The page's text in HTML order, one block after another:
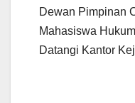
Dewan Pimpinan
Mahasiswa
Datangi Kantor